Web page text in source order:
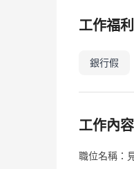
工作福利
銀行假
工作內容
職位名稱：